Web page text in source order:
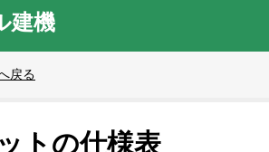
建機
戻る
トの仕様表